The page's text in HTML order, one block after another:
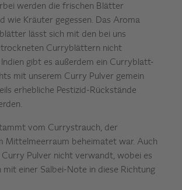
werden die frischen Blätter
wie Kräuter gegessen. Das Aroma
lässt sich mit den bei uns
Curryblättern nicht
Indien gibt es außerdem ein Curryblatt-
mit unserem Curry Pulver gemein
erhebliche Pestizid-Rückstände
vom Currystrauch, der
Mittelmeerraum beheimatet war. Auch
Pulver nicht verwandt, wobei es
mit einer Salbei-Note in diese Richtung